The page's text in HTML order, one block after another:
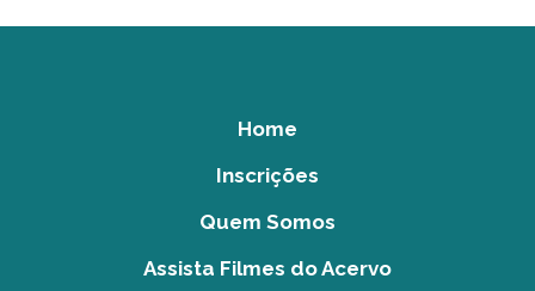
Home
Inscrições
Quem Somos
Assista Filmes do Acervo